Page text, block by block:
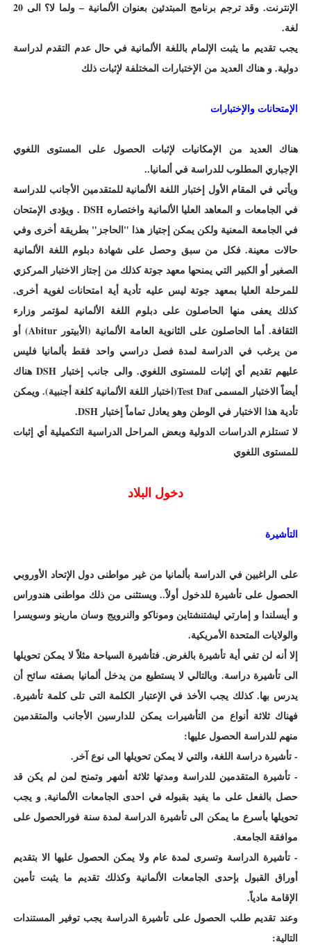
الإنترنت. وقد ترجم برنامج المبتدئين بعنوان الألمانية – ولما لا؟ الى 20
لغة.
يجب تقديم ما يثبت الإلمام باللغة الألمانية في حال عدم التقدم لدراسة
دولية. و هناك العديد من الإختبارات المختلفة لإثبات ذلك
الإمتحانات والإختبارات
هناك العديد من الإمكانيات لإثبات الحصول على المستوى اللغوي
الإجباري المطلوب للدراسة في ألمانيا..
ويأتي في المقام الأول إختبار اللغة الألمانية للمتقدمين الأجانب للدراسة
في الجامعات و المعاهد العليا الألمانية واختصاره DSH . ويؤدى الإمتحان
في الجامعة المعنية ولكن يمكن إجتياز هذا "الحاجز" بطريقة أخرى وفي
حالات معينة. فكل من سبق وحصل على شهادة دبلوم اللغة الألمانية
الصغير أو الكبير التي يمنحها معهد جوتة كذلك من إجتاز الاختبار المركزي
للمرحلة العليا بمعهد جوتة ليس عليه تأدية أية امتحانات لغوية أخرى.
كذلك يعفى منها الحاصلون على دبلوم اللغة الألمانية لمؤتمر وزارء
الثقافة. أما الحاصلون على الثانوية العامة الألمانية (الأبيتور Abitur) أو
من يرغب في الدراسة لمدة فصل دراسي واحد فقط بألمانيا فليس
عليهم تقديم أي إثبات للمستوى اللغوي. والى جانب إختبار DSH هناك
أيضاً الاختبار المسمى Test Daf(اختبار اللغة الألمانية كلغة أجنبية). ويمكن
تأدية هذا الاختبار في الوطن وهو يعادل تماماً إختبار DSH.
لا تستلزم الدراسات الدولية وبعض المراحل الدراسية التكميلية أي إثبات
للمستوى اللغوي
دخول البلاد
التأشيرة
على الراغبين في الدراسة بألمانيا من غير مواطنى دول الإتحاد الأوروبي
الحصول على تأشيرة للدخول أولاً.. ويستثنى من ذلك مواطنى هندوراس
و أيسلندا و إمارتي ليشتنشتاين وموناكو والنرويج وسان مارينو وسويسرا
والولايات المتحدة الأمريكية.
إلا أنه لن تفي أية تأشيرة بالغرض. فتأشيرة السياحة مثلاً لا يمكن تحويلها
الى تأشيرة دراسة. وبالتالي لا يستطيع من يدخل ألمانيا بصفته سائح أن
يدرس بها. كذلك يجب الأخذ في الإعتبار الكلمة التى تلى كلمة تأشيرة.
فهناك ثلاثة أنواع من التأشيرات يمكن للدارسين الأجانب والمتقدمين
منهم للدراسة الحصول عليها:
- تأشيرة دراسة اللغة، والتي لا يمكن تحويلها الى نوع آخر.
- تأشيرة المتقدمين للدراسة ومدتها ثلاثة أشهر وتمنح لمن لم يكن قد
حصل بالفعل على ما يفيد بقبوله في احدى الجامعات الألمانية, و يجب
تحويلها بأسرع ما يمكن الى تأشيرة الدراسة لمدة سنة فورالحصول على
موافقة الجامعة.
- تأشيرة الدراسة وتسرى لمدة عام ولا يمكن الحصول عليها الا بتقديم
أوراق القبول بإحدى الجامعات الألمانية وكذلك تقديم ما يثبت تأمين
الإقامة مادياً.
وعند تقديم طلب الحصول على تأشيرة الدراسة يجب توفير المستندات
التالية: